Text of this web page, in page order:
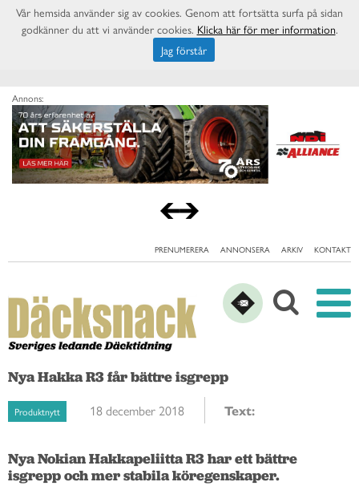
Annons:
PRENUMERERA ANNONSERA ARKIV KONTAKT
Nya Hakka R3 får bättre isgrepp
Produktnytt 18 december 2018 Text:
Nya Nokian Hakkapeliitta R3 har ett bättre
isgrepp och mer stabila köregenskaper.
Vår hemsida använder sig av cookies. Genom att fortsätta surfa på sidan
godkänner du att vi använder cookies. Klicka här för mer information.
Jag förstår